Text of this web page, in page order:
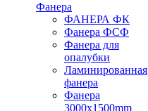
Фанера
ФАНЕРА ФК
Фанера ФСФ
Фанера для
опалубки
Ламинированная
фанера
Фанера
3000х1500mm